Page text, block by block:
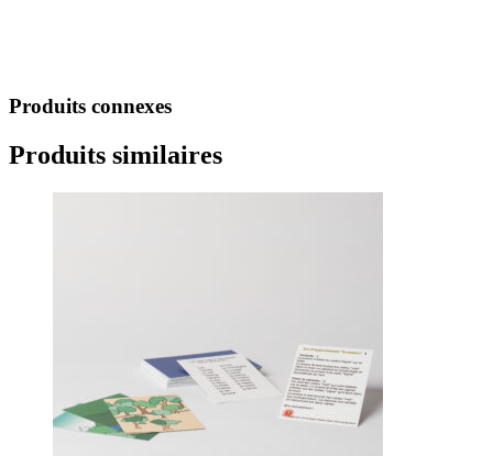
Produits connexes
Produits similaires